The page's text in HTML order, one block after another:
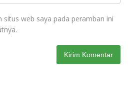
situs web saya pada peramban ini